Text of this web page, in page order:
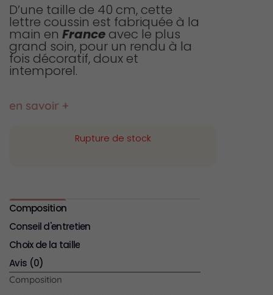
D’une taille de 40 cm, cette
lettre coussin est fabriquée à la
main en France avec le plus
grand soin, pour un rendu à la
fois décoratif, doux et
intemporel.
en savoir +
Rupture de stock
Composition
Conseil d'entretien
Choix de la taille
Avis (0)
Composition